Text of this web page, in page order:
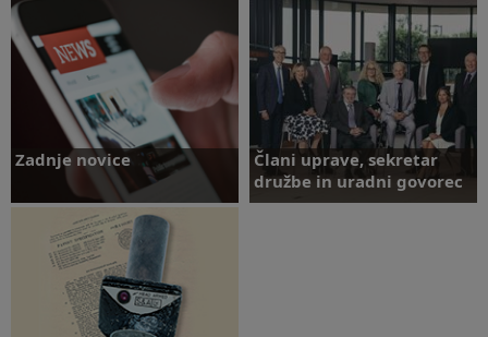
Obiščite središče
Zadnje novice
Več o tem
Člani uprave, sekretar
družbe in uradni govorec